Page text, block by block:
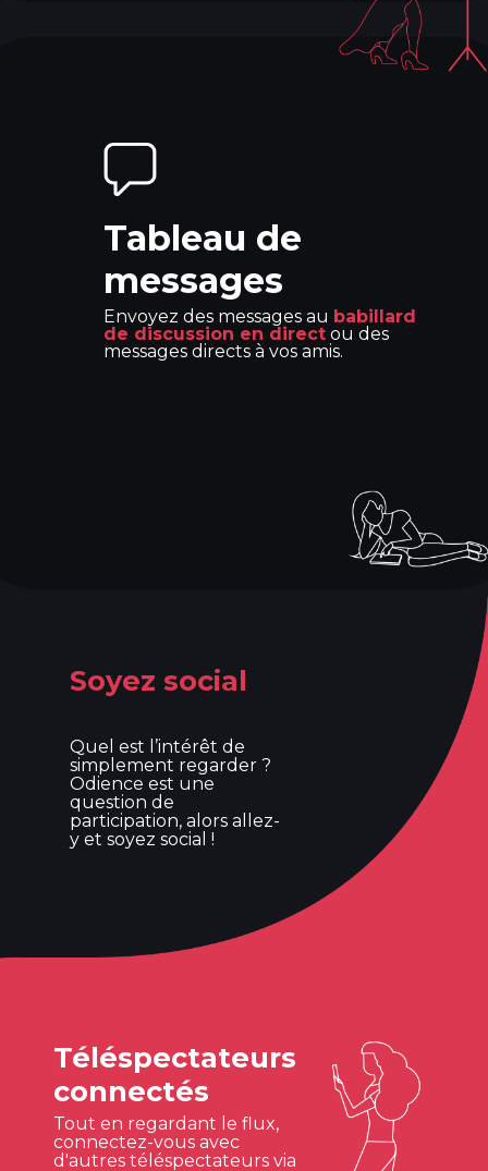
Tableau de
messages
Envoyez des messages au babillard
de discussion en directou des
messages directs à vos amis.
Soyez social
Quel est l’intérêt de
simplement regarder ?
Odience est une
question de
participation, alors allez-
y et soyez social !
Téléspectateurs
connectés
Tout en regardant le flux,
connectez-vous avec
d'autres téléspectateurs via